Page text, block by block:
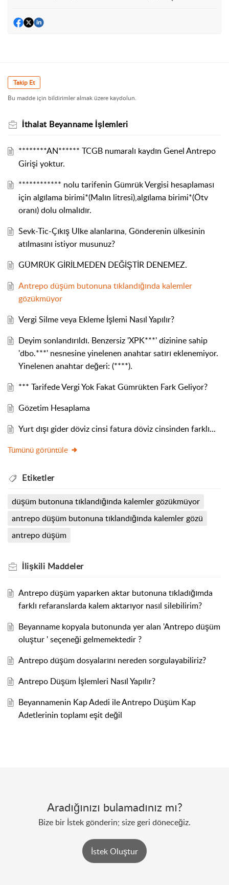
Takip Et
Bu madde için bildirimler almak üzere kaydolun.
İthalat Beyanname İşlemleri
********AN****** TCGB numaralı kaydın Genel Antrepo
Girişi yoktur.
************ nolu tarifenin Gümrük Vergisi hesaplaması
için algılama birimi*(Malın litresi),algılama birimi*(Ötv
oranı) dolu olmalıdır.
Sevk-Tic-Çıkış Ulke alanlarına, Gönderenin ülkesinin
atılmasını istiyor musunuz?
GÜMRÜK GİRİLMEDEN DEĞİŞTİR DENEMEZ.
Antrepo düşüm butonuna tıklandığında kalemler
gözükmüyor
Vergi Silme veya Ekleme İşlemi Nasıl Yapılır?
Deyim sonlandırıldı. Benzersiz 'XPK***' dizinine sahip
'dbo.***' nesnesine yinelenen anahtar satırı eklenemiyor.
Yinelenen anahtar değeri: (****).
*** Tarifede Vergi Yok Fakat Gümrükten Fark Geliyor?
Gözetim Hesaplama
Yurt dışı gider döviz cinsi fatura döviz cinsinden farklı...
Tümünü görüntüle
Etiketler
düşüm butonuna tıklandığında kalemler gözükmüyor
antrepo düşüm butonuna tıklandığında kalemler gözü
antrepo düşüm
İlişkili Maddeler
Antrepo düşüm yaparken aktar butonuna tıkladığımda
farklı refaranslarda kalem aktarıyor nasıl silebilirim?
Beyanname kopyala butonunda yer alan 'Antrepo düşüm
oluştur ' seçeneği gelmemektedir ?
Antrepo düşüm dosyalarını nereden sorgulayabiliriz?
Antrepo Düşüm İşlemleri Nasıl Yapılır?
Beyannamenin Kap Adedi ile Antrepo Düşüm Kap
Adetlerinin toplamı eşit değil
Aradığınızı bulamadınız mı?
Bize bir İstek gönderin; size geri döneceğiz.
İstek Oluştur